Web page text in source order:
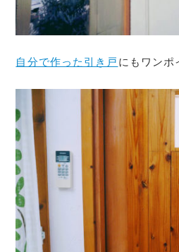
自分で作った引き戸 にもワンポ